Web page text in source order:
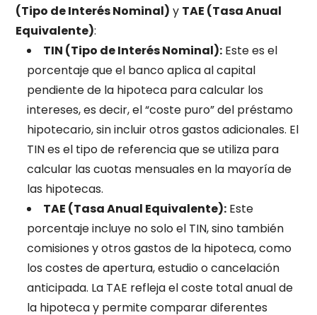
(Tipo de Interés Nominal) y TAE (Tasa Anual
Equivalente):
TIN (Tipo de Interés Nominal): Este es el
porcentaje que el banco aplica al capital
pendiente de la hipoteca para calcular los
intereses, es decir, el “coste puro” del préstamo
hipotecario, sin incluir otros gastos adicionales. El
TIN es el tipo de referencia que se utiliza para
calcular las cuotas mensuales en la mayoría de
las hipotecas.
TAE (Tasa Anual Equivalente): Este
porcentaje incluye no solo el TIN, sino también
comisiones y otros gastos de la hipoteca, como
los costes de apertura, estudio o cancelación
anticipada. La TAE refleja el coste total anual de
la hipoteca y permite comparar diferentes